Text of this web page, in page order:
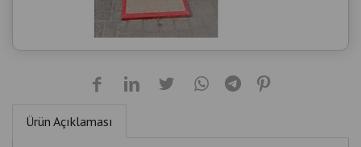
Ürün Açıklaması